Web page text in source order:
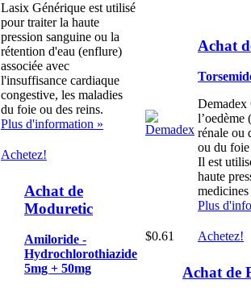
Lasix Générique est utilisé
pour traiter la haute
pression sanguine ou la
rétention d'eau (enflure)
associée avec
l'insuffisance cardiaque
congestive, les maladies
du foie ou des reins.
Plus d'information »
Achetez!
Achat de
Moduretic
Amiloride -
Hydrochlorothiazide
5mg + 50mg
Achat
Demadex
l’oedème
rénale ou
ou du foie
Il est
haute
Plus
$0.61 Achetez!
Achat de